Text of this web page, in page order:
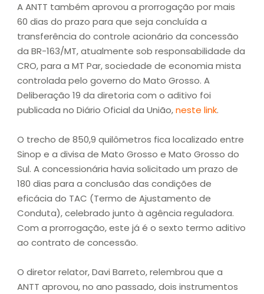
A ANTT também aprovou a prorrogação por mais
60 dias do prazo para que seja concluída a
transferência do controle acionário da concessão
da BR-163/MT, atualmente sob responsabilidade da
CRO, para a MT Par, sociedade de economia mista
controlada pelo governo do Mato Grosso. A
Deliberação 19 da diretoria com o aditivo foi
publicada no Diário Oficial da União,neste link.
O trecho de 850,9 quilômetros fica localizado entre
Sinop e a divisa de Mato Grosso e Mato Grosso do
Sul. A concessionária havia solicitado um prazo de
180 dias para a conclusão das condições de
eficácia do TAC (Termo de Ajustamento de
Conduta), celebrado junto à agência reguladora.
Com a prorrogação, este já é o sexto termo aditivo
ao contrato de concessão.
O diretor relator, Davi Barreto, relembrou que a
ANTT aprovou, no ano passado, dois instrumentos